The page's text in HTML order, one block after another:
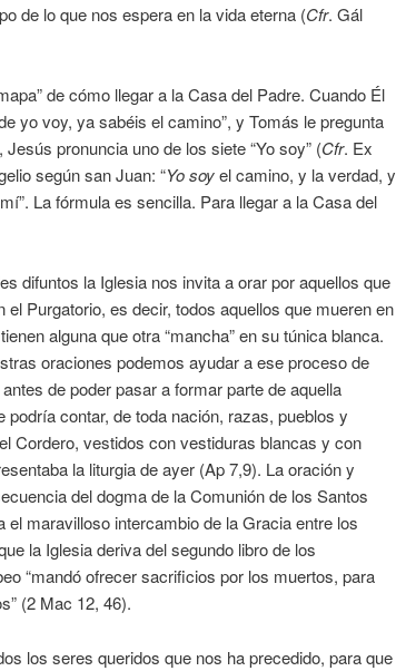
de lo que nos espera en la vida eterna (Cfr. Gál
de cómo llegar a la Casa del Padre. Cuando Él
yo voy, ya sabéis el camino”, y Tomás le pregunta
pronuncia uno de los siete “Yo soy” (Cfr. Ex
según san Juan: “Yo soyel camino, y la verdad, y
La fórmula es sencilla. Para llegar a la Casa del
difuntos la Iglesia nos invita a orar por aquellos que
Purgatorio, es decir, todos aquellos que mueren en
alguna que otra “mancha” en su túnica blanca.
oraciones podemos ayudar a ese proceso de
de poder pasar a formar parte de aquella
podría contar, de toda nación, razas, pueblos y
Cordero, vestidos con vestiduras blancas y con
la liturgia de ayer (Ap 7,9). La oración y
del dogma de la Comunión de los Santos
el maravilloso intercambio de la Gracia entre los
la Iglesia deriva del segundo libro de los
“mandó ofrecer sacrificios por los muertos, para
(2 Mac 12, 46).
los seres queridos que nos ha precedido, para que